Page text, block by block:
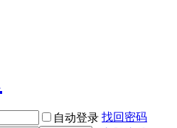
自动登录 找回密码